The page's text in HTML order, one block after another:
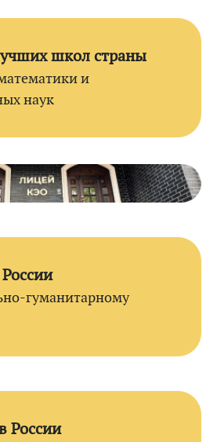
школ страны
и
наук
гуманитарному
России